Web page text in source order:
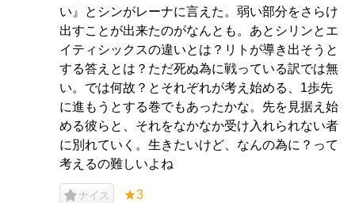
い』とシンがレーナに言えた。弱い部分をさらけ
出すことが出来たのがなんとも。あとシリンとエ
イティシックスの違いとは？リトが導き出そうと
する答えとは？ただ死ぬ為に戦っている訳では無
い。では何故？とそれぞれが考え始める、1歩先
に進もうとする巻でもあったかな。先を見据え始
める彼らと、それをなかなか受け入れられない者
に別れていく。生きたいけど、なんの為に？って
考えるの難しいよね
ナイス ★3